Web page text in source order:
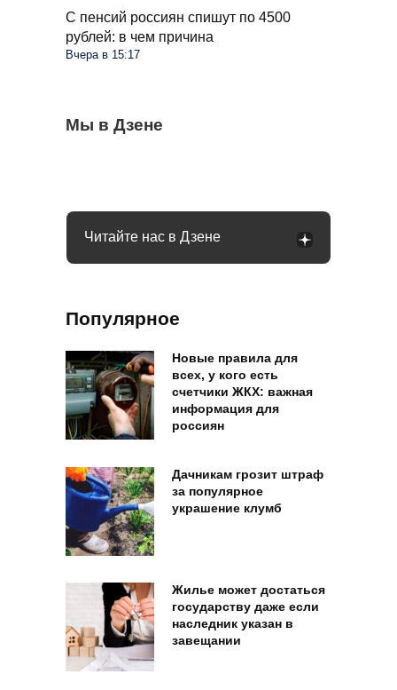
С пенсий россиян спишут по 4500
рублей: в чем причина
Вчера в 15:17
Мы в Дзене
Чеснок безвкусный и легкий словно
бумага: вы совершили несколько ошибок
Очередные новшества при снятии
Водителей России ждут большие
Читайте нас в Дзене
Популярное
Новые правила для
всех, у кого есть
счетчики ЖКХ: важная
информация для
россиян
Дачникам грозит штраф
за популярное
украшение клумб
Жилье может достаться
государству даже если
наследник указан в
завещании